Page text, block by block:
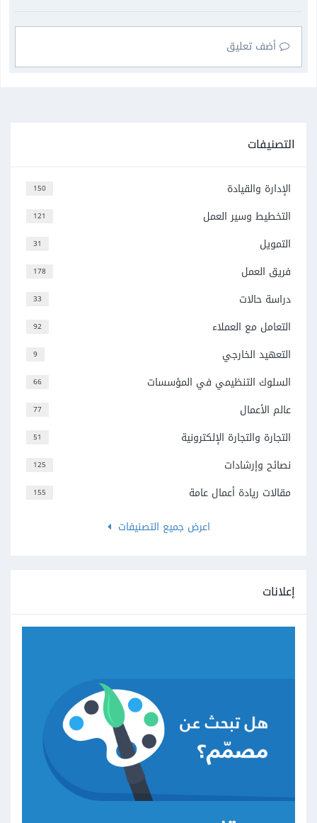
أضف تعليق
التصنيفات
150 الإدارة والقيادة
121 التخطيط وسير العمل
31 التمويل
178 فريق العمل
33 دراسة حالات
92 التعامل مع العملاء
9 التعهيد الخارجي
66 السلوك التنظيمي في المؤسسات
77 عالم الأعمال
51 التجارة والتجارة الإلكترونية
125 نصائح وإرشادات
155
مقالات ريادة أعمال عامة
اعرض جميع التصنيفات
إعلانات